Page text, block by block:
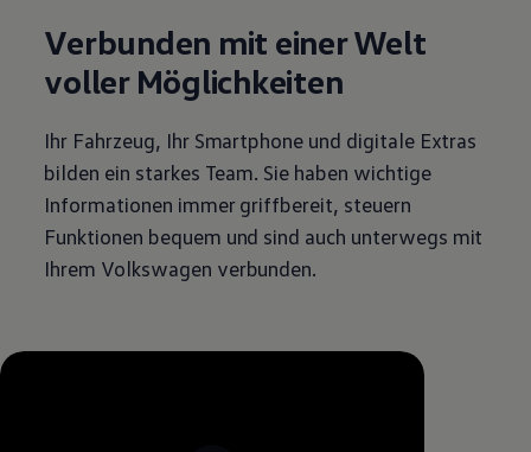
Verbunden mit einer Welt
voller Möglichkeiten
Ihr Fahrzeug, Ihr Smartphone und digitale Extras
bilden ein starkes Team. Sie haben wichtige
Informationen immer griffbereit, steuern
Funktionen bequem und sind auch unterwegs mit
Ihrem Volkswagen verbunden.